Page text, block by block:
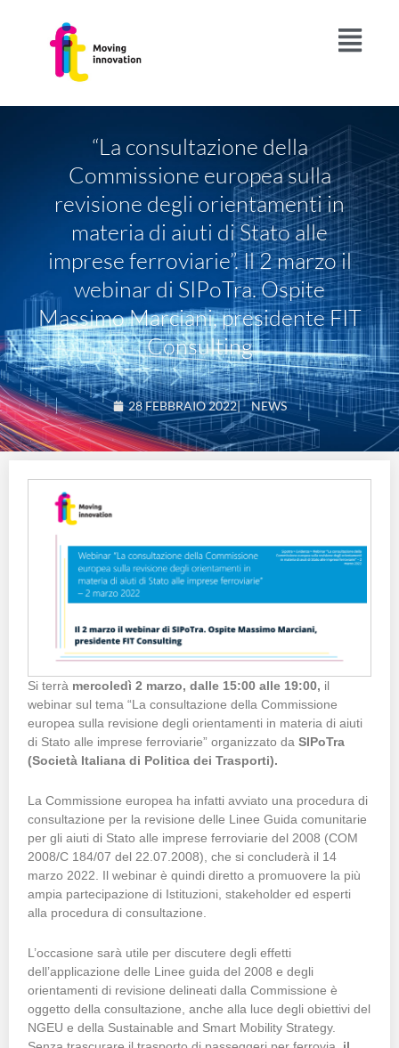
“La consultazione della
Commissione europea sulla
revisione degli orientamenti in
materia di aiuti di Stato alle
imprese ferroviarie”. Il 2 marzo il
webinar di SIPoTra. Ospite
Massimo Marciani, presidente FIT
Consulting
28 FEBBRAIO 2022|NEWS
Si terrà mercoledì 2 marzo, dalle 15:00 alle 19:00, il
webinar sul tema “La consultazione della Commissione
europea sulla revisione degli orientamenti in materia di aiuti
di Stato alle imprese ferroviarie” organizzato daSIPoTra
(Società Italiana di Politica dei Trasporti).
La Commissione europea ha infatti avviato una procedura di
consultazione per la revisione delle Linee Guida comunitarie
per gli aiuti di Stato alle imprese ferroviarie del 2008 (COM
2008/C 184/07 del 22.07.2008), che si concluderà il 14
marzo 2022. Il webinar è quindi diretto a promuovere la più
ampia partecipazione di Istituzioni, stakeholder ed esperti
alla procedura di consultazione.
L’occasione sarà utile per discutere degli effetti
dell’applicazione delle Linee guida del 2008 e degli
orientamenti di revisione delineati dalla Commissione è
oggetto della consultazione, anche alla luce degli obiettivi del
NGEU e della Sustainable and Smart Mobility Strategy.